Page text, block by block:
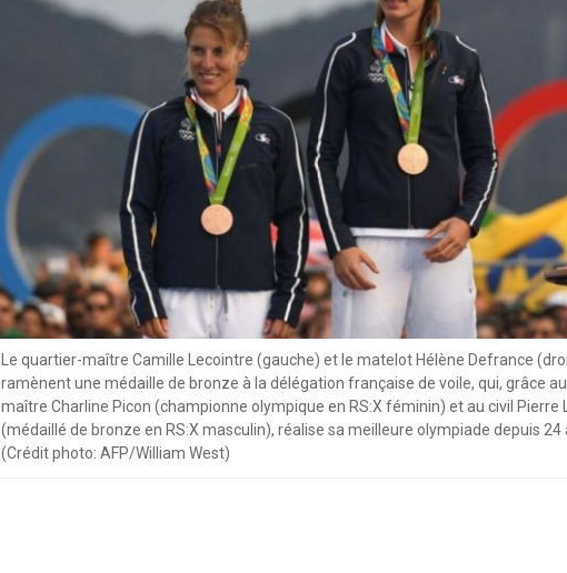
Le quartier-maître Camille Lecointre (gauche) et le matelot Hélène Defrance
ramènent une médaille de bronze à la délégation française de voile, qui, grâce
maître Charline Picon (championne olympique en RS:X féminin) et au civil Pierre
(médaillé de bronze en RS:X masculin), réalise sa meilleure olympiade depuis 24
(Crédit photo: AFP/William West)